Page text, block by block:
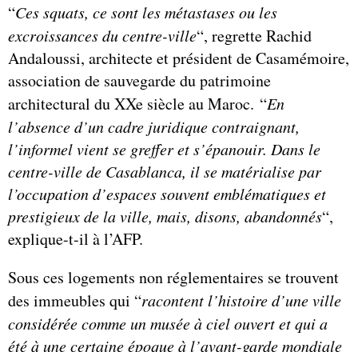
“Ces squats, ce sont les métastases ou les
excroissances du centre-ville“, regrette Rachid
Andaloussi, architecte et président de Casamémoire,
association de sauvegarde du patrimoine
architectural du XXe siècle au Maroc. “En
l’absence d’un cadre juridique contraignant,
l’informel vient se greffer et s’épanouir. Dans le
centre-ville de Casablanca, il se matérialise par
l’occupation d’espaces souvent emblématiques et
prestigieux de la ville, mais, disons, abandonnés“,
explique-t-il à l’AFP.
Sous ces logements non réglementaires se trouvent
des immeubles qui “racontent l’histoire d’une ville
considérée comme un musée à ciel ouvert et qui a
été à une certaine époque à l’avant-garde mondiale